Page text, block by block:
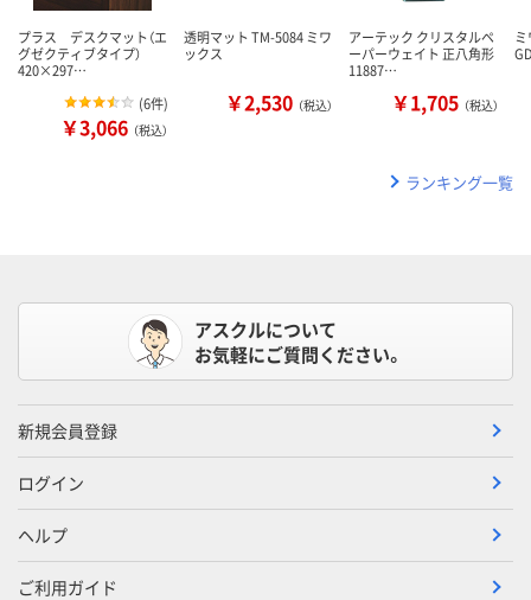
プラス デスクマット（エ
グゼクティブタイプ）
420×297…
(6件)
￥3,066 （税込）
透明マット TM-5084 ミワ
ックス
￥2,530 （税込）
アーテック クリスタルペ
ーパーウェイト 正八角形
11887…
￥1,705 （税込）
ランキング一覧
アスクルについて
お気軽にご質問ください。
新規会員登録
ログイン
ヘルプ
ご利用ガイド